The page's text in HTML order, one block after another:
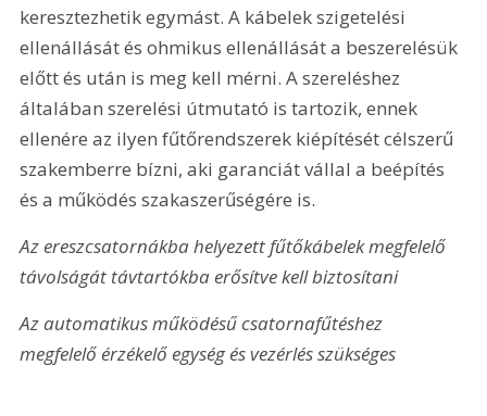
keresztezhetik egymást. A kábelek szigetelési
ellenállását és ohmikus ellenállását a beszerelésük
előtt és után is meg kell mérni. A szereléshez
általában szerelési útmutató is tartozik, ennek
ellenére az ilyen fűtőrendszerek kiépítését célszerű
szakemberre bízni, aki garanciát vállal a beépítés
és a működés szakaszerűségére is.
Az ereszcsatornákba helyezett fűtőkábelek megfelelő
távolságát távtartókba erősítve kell biztosítani
Az automatikus működésű csatornafűtéshez
megfelelő érzékelő egység és vezérlés szükséges